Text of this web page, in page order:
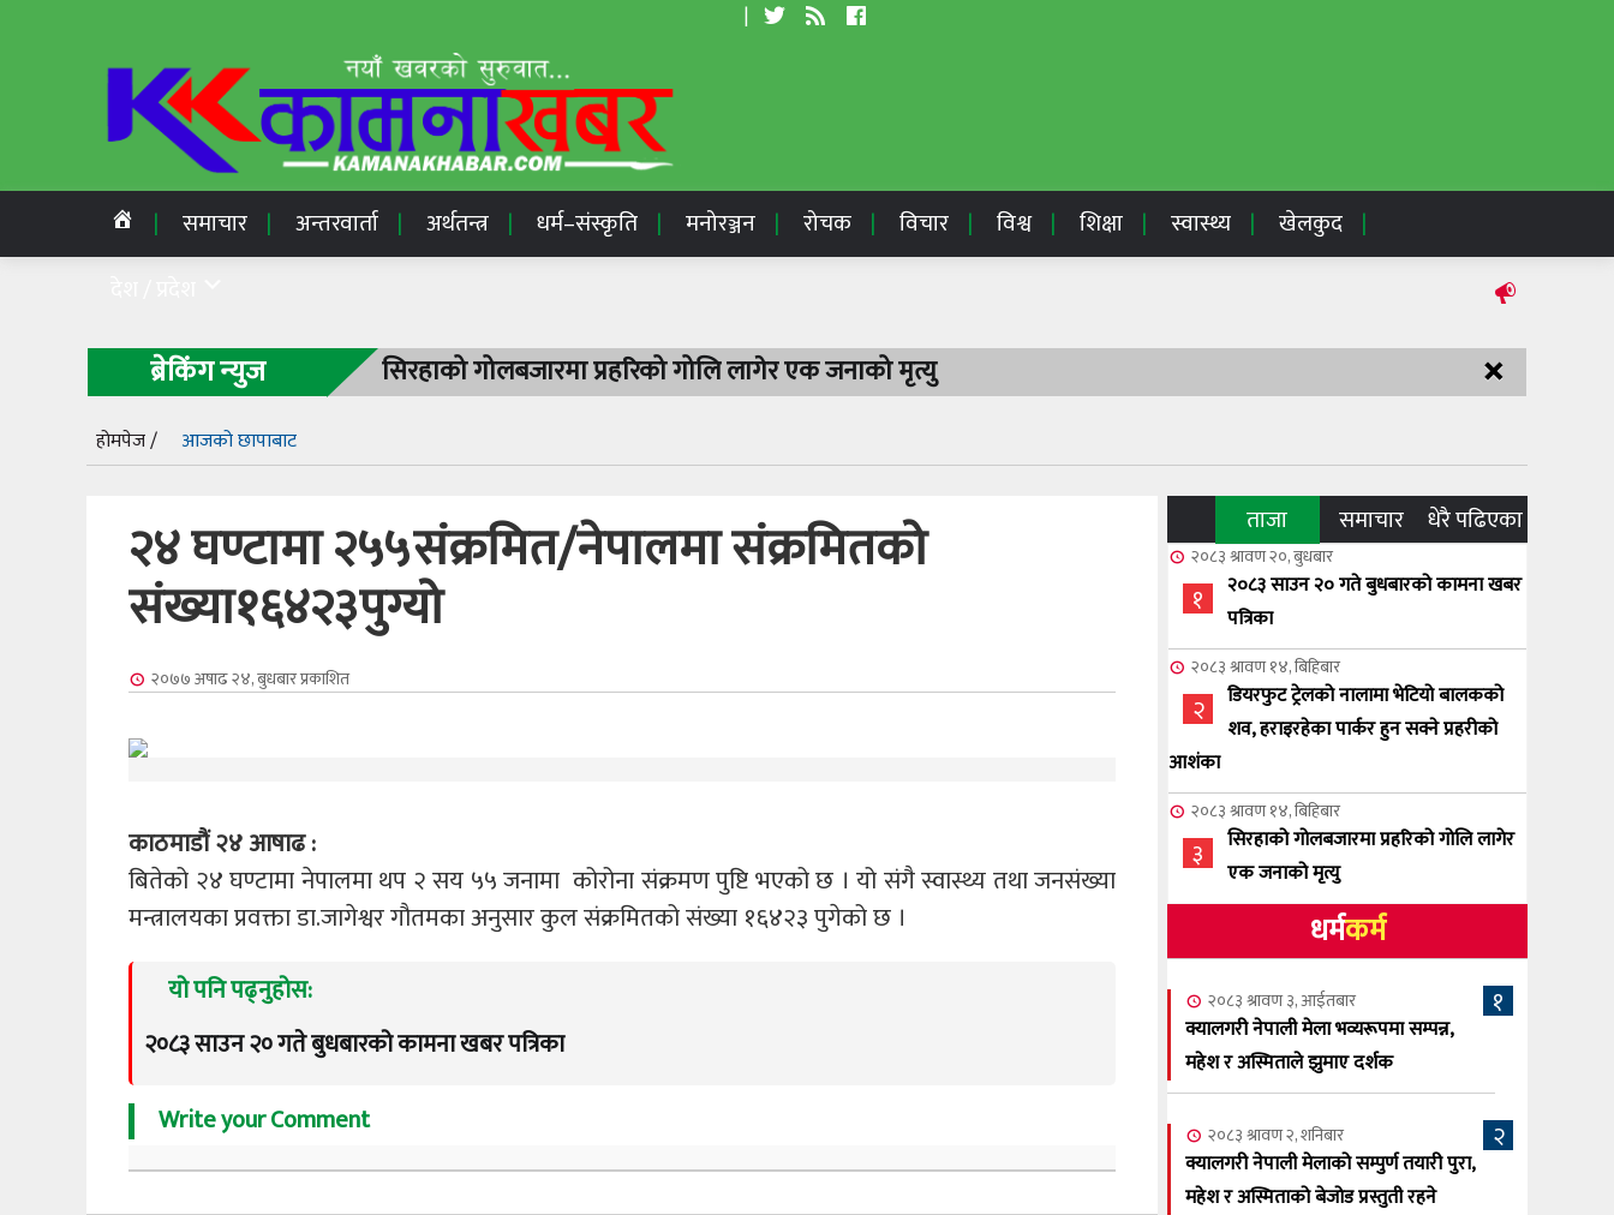
|
समाचार अन्तरवार्ता अर्थतन्त्र धर्म–संस्कृति मनोरञ्जन रोचक विचार विश्व शिक्षा स्वास्थ्य
खेलकुद
ब्रेकिंग न्युज सिरहाको गोलबजारमा प्रहरिको गोलि लागेर एक जनाको मृत्यु ×
होमपेज / आजको छापाबाट
२४ घण्टामा २५५संक्रमित/नेपालमा संक्रमितको
संख्या१६४२३पुग्यो
२०७७ अषाढ २४, बुधबारप्रकाशित
काठमाडौं २४ आषाढ :
बितेको २४ घण्टामा नेपालमा थप २ सय ५५ जनामा कोरोना संक्रमण पुष्टि भएको छ । यो संगै स्वास्थ्य तथा जनस‌ंख्या
मन्त्रालयका प्रवक्ता डा.जागेश्वर गौतमका अनुसार कुल सं‌क्रमितको सं‌ख्या १६४२३ पुगेको छ ।
यो पनि पढ्नुहोस:
२०८३ साउन २० गते बुधबारको कामना खबर पत्रिका
Write your Comment
ताजा समाचार धेरै पढिएका
२०८३ श्रावण २०, बुधबार
१
२०८३ साउन २० गते बुधबारको कामना खबर
पत्रिका
२०८३ श्रावण १४, बिहिबार
२
डियरफुट ट्रेलको नालामा भेटियो बालकको
शव, हराइरहेका पार्कर हुन सक्ने प्रहरीको
आशंका
२०८३ श्रावण १४, बिहिबार
३
सिरहाको गोलबजारमा प्रहरिको गोलि लागेर
एक जनाको मृत्यु
२०८३ श्रावण १०, आईतबार
४ NCSC को अध्यक्षमा घनेन्द्र न्यौपाने बिजयी
२०८३ श्रावण ८, शुक्रबार
५
नेप्लिज सोसाइटि अफ क्यालगरीको अध्यक्षमा
सूर्य अधिकारी र घनेन्द्र न्यौपाने भिड्दै
२०८३ श्रावण ६, बुधबार
६
२०८३ काउन ६ गते बुधबारको कामना खबर
पत्रिका
धर्मकर्म
२०८३ श्रावण ३, आईतबार
क्यालगरी नेपाली मेला भव्यरूपमा सम्पन्न,
महेश र अस्मिताले झुमाए दर्शक
१
२०८३ श्रावण २, शनिबार
क्यालगरी नेपाली मेलाको सम्पुर्ण तयारी पुरा,
महेश र अस्मिताको बेजोड प्रस्तुती रहने
२